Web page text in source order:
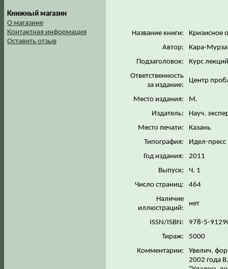
Книжный магазин
О магазине
Контактная информация
Оставить отзыв
Название книги:
Кризисное
Автор:
Кара-Мурза
Подзаголовок:
Курс
Ответственность
за издание:
Центр
Место издания:
М.
Издатель:
Науч.
Место печати:
Казань
Типография:
Идел-пресс
Год издания:
2011
Выпуск:
Ч. 1
Число страниц:
464
Наличие
иллюстраций:
нет
ISSN/ISBN:
978-5-
Тираж:
5000
Комментарии:
Увелич.
2002 года